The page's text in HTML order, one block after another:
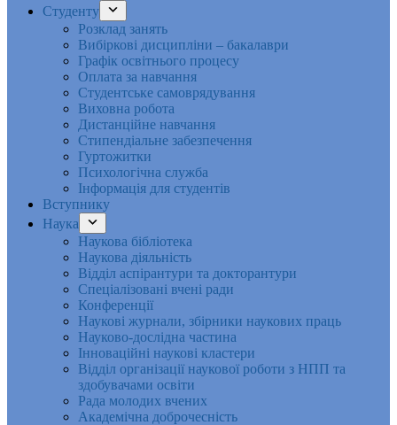
Студенту
Розклад занять
Вибіркові дисципліни – бакалаври
Графік освітнього процесу
Оплата за навчання
Студентське самоврядування
Виховна робота
Дистанційне навчання
Стипендіальне забезпечення
Гуртожитки
Психологічна служба
Інформація для студентів
Вступнику
Наука
Наукова бібліотека
Наукова діяльність
Відділ аспірантури та докторантури
Спеціалізовані вчені ради
Конференції
Наукові журнали, збірники наукових праць
Науково-дослідна частина
Інноваційні наукові кластери
Відділ організації наукової роботи з НПП та
здобувачами освіти
Рада молодих вчених
Академічна доброчесність